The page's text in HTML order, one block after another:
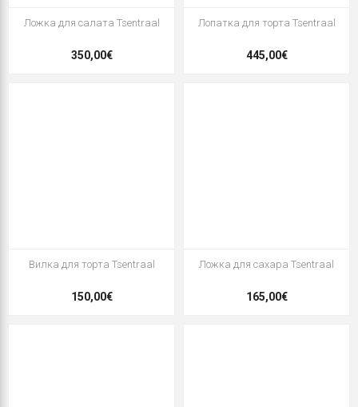
Ложка для салата Tsentraal
350,00€
Лопатка для торта Tsentraal
445,00€
Вилка для торта Tsentraal
150,00€
Ложка для сахара Tsentraal
165,00€